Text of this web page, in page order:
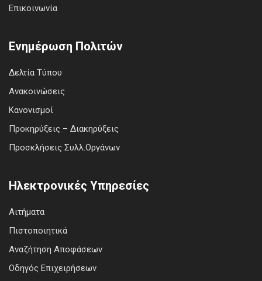
Επικοινωνία
Ενημέρωση Πολιτών
Δελτία Τύπου
Ανακοινώσεις
Κανονισμοί
Προκηρύξεις – Διακηρύξεις
Προσκλήσεις Συλλ.Οργάνων
Ηλεκτρονικές Υπηρεσίες
Αιτήματα
Πιστοποιητικά
Αναζήτηση Αποφάσεων
Οδηγός Επιχειρήσεων